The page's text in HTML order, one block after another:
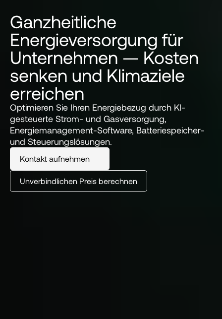
Ganzheitliche
Energieversorgung für
Unternehmen — Kosten
senken und Klimaziele
erreichen
Optimieren Sie Ihren Energiebezug durch KI-
gesteuerte Strom- und Gasversorgung,
Energiemanagement-Software, Batteriespeicher-
und Steuerungslösungen.
Kontakt aufnehmen
Unverbindlichen Preis berechnen